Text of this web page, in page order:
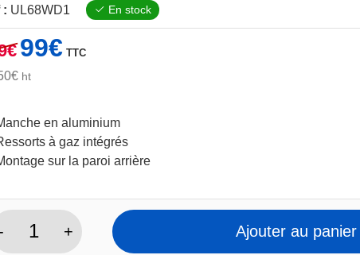
: UL68WD1 En stock
€
Le
prix
initial
99€prix
TTC
€ ht
en aluminium
à gaz intégrés
sur la paroi arrière
quantité
+ Ajouter au panier